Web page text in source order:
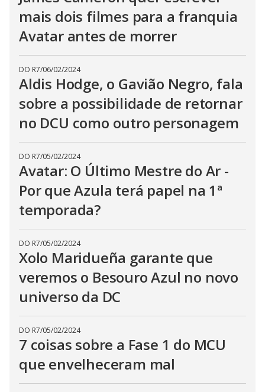
mais dois filmes para a franquia
Avatar antes de morrer
DO R7/06/02/2024
Aldis Hodge, o Gavião Negro, fala
sobre a possibilidade de retornar
no DCU como outro personagem
DO R7/05/02/2024
Avatar: O Último Mestre do Ar -
Por que Azula terá papel na 1ª
temporada?
DO R7/05/02/2024
Xolo Maridueña garante que
veremos o Besouro Azul no novo
universo da DC
DO R7/05/02/2024
7 coisas sobre a Fase 1 do MCU
que envelheceram mal